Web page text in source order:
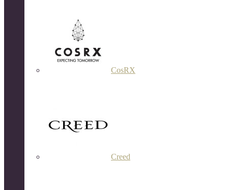
CosRX
Creed